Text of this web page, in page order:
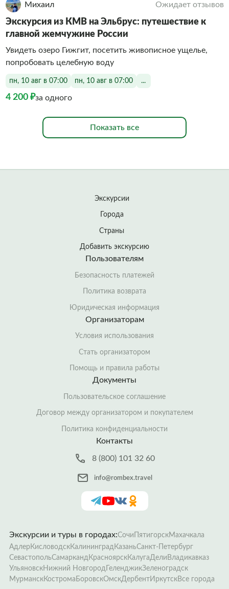
Михаил Ожидает отзывов
Экскурсия из КМВ на Эльбрус: путешествие к
главной жемчужине России
Увидеть озеро Гижгит, посетить живописное ущелье,
попробовать целебную воду
пн, 10 авг в 07:00 пн, 10 авг в 07:00 ...
4 200 ₽за одного
Показать все
Экскурсии
Города
Страны
Добавить экскурсию
Пользователям
Безопасность платежей
Политика возврата
Юридическая информация
Организаторам
Условия использования
Стать организатором
Помощь и правила работы
Документы
Пользовательское соглашение
Договор между организатором и покупателем
Политика конфиденциальности
Контакты
8 (800) 101 32 60
info@rombex.travel
Экскурсии и туры в городах:Сочи ПятигорскМахачкала
Адлер КисловодскКалининградКазаньСанкт-Петербург
СевастопольСамаркандКрасноярскКалугаДели Владикавказ
УльяновскНижний НовгородГеленджикЗеленоградск
МурманскКострома БоровскОмскДербентИркутскВсе города